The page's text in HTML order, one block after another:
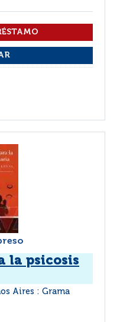
la psicosis
Aires : Grama